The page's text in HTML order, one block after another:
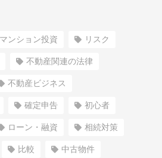
マンション投資 リスク
不動産関連の法律
不動産ビジネス
確定申告 初心者
ローン・融資 相続対策
比較 中古物件